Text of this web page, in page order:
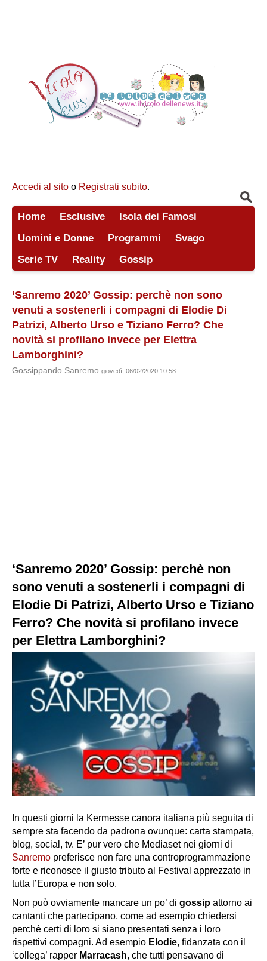
Accedi al sito o Registrati subito.
Home Esclusive
Isola dei Famosi
Uomini e Donne
Programmi
Svago
Serie TV
Reality Gossip
‘Sanremo 2020’ Gossip: perchè non sono
venuti a sostenerli i compagni di Elodie Di
Patrizi, Alberto Urso e Tiziano Ferro? Che
novità si profilano invece per Elettra
Lamborghini?
Gossippando Sanremo giovedì, 06/02/2020 10:58
‘Sanremo 2020’ Gossip: perchè non
sono venuti a sostenerli i compagni di
Elodie Di Patrizi, Alberto Urso e Tiziano
Ferro? Che novità si profilano invece
per Elettra Lamborghini?
In questi giorni la Kermesse canora italiana più seguita di
sempre sta facendo da padrona ovunque: carta stampata,
blog, social, tv. E’ pur vero che Mediaset nei giorni di
Sanremo preferisce non fare una controprogrammazione
forte e riconosce il giusto tributo al Festival apprezzato in
tutta l’Europa e non solo.
Non può ovviamente mancare un po’ di gossip attorno ai
cantanti che partecipano, come ad esempio chiedersi
perchè certi di loro si siano presentati senza i loro
rispettivi compagni. Ad esempio Elodie, fidanzata con il
‘collega’ rapper Marracash, che tutti pensavano di